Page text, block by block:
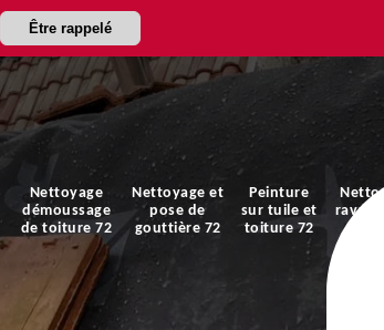
Être rappelé
Nettoyage
démoussage
de toiture 72
Nettoyage et
pose de
gouttière 72
Peinture
sur tuile et
toiture 72